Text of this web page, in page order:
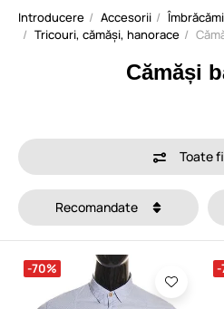
Introducere Accesorii
Tricouri, cămăși, hanorace
Cămăși
Toate
Recomandate
-70% -